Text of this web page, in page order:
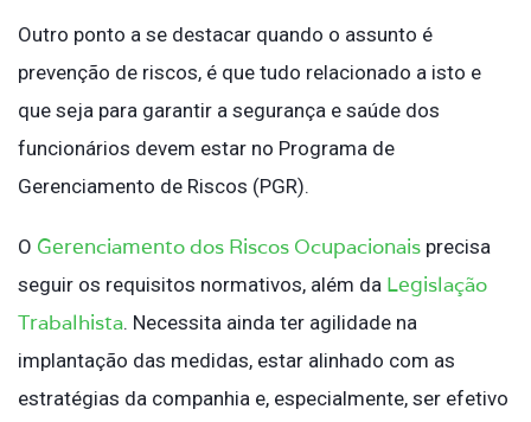
Outro ponto a se destacar quando o assunto é
prevenção de riscos, é que tudo relacionado a isto e
que seja para garantir a segurança e saúde dos
funcionários devem estar no Programa de
Gerenciamento de Riscos (PGR).
O Gerenciamento dos Riscos Ocupacionais precisa
seguir os requisitos normativos, além da Legislação
Trabalhista. Necessita ainda ter agilidade na
implantação das medidas, estar alinhado com as
estratégias da companhia e, especialmente, ser efetivo